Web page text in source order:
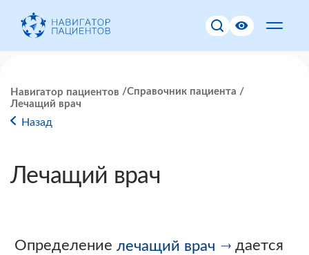
Навигатор пациентов
Справочник пациента
Лечащий врач
Назад
Лечащий врач
Определение лечащий врач
дается